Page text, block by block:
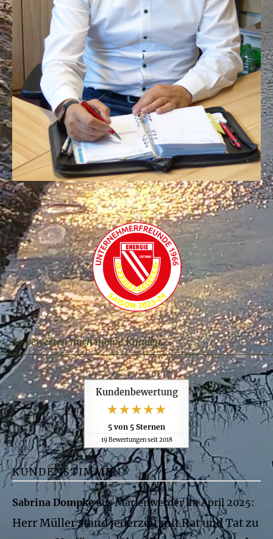
So bewerten mich meine Kunden...
Kundenbewertung
5 von 5 Sternen
19Bewertungen seit 2018
KUNDENSTIMMEN:
Sabrina Dompkeaus Marienwerder im April 2025:
Herr Müller stand jederzeit mit Rat und Tat zu